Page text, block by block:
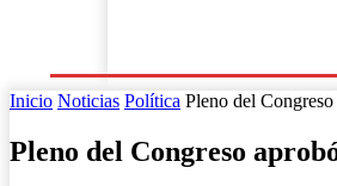
Inicio Noticias Política Pleno del
Pleno del Congreso